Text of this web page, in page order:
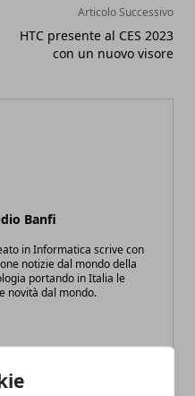
Articolo Successivo
HTC presente al CES 2023
con un nuovo visore
Banfi
in Informatica scrive con
notizie dal mondo della
portando in Italia le
novità dal mondo.